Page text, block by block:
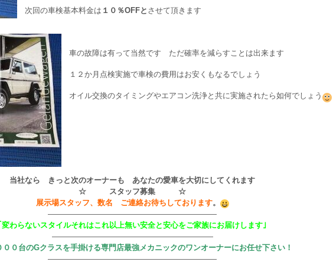
次回の車検基本料金は １０％OFFと させて頂きます
車の故障は有って当然です ただ確率を減らすことは出来ます
１２か月点検実施で車検の費用はお安くもなるでしょう
オイル交換のタイミングやエアコン洗浄と共に実施されたら如何でしょう
当社なら きっと次のオーナーも あなたの愛車を大切にしてくれます
☆ スタッフ募集 ☆
展示場スタッフ、数名 ご連絡お待ちしております。
——————————————————————
変わらないスタイルそれはこれ以上無い安全と安心をご家族にお届けします｣
—————————————————————
００台のGクラスを手掛ける専門店最強メカニックのワンオーナーにお任せ下さい！
——————————————————————